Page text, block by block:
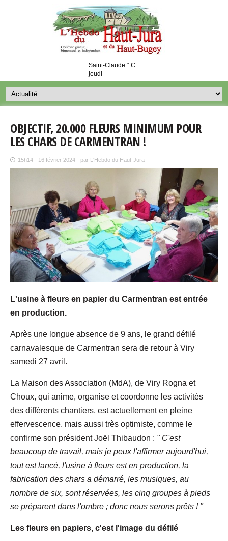
Saint-Claude ° C
jeudi
OBJECTIF, 20.000 FLEURS MINIMUM POUR
LES CHARS DE CARMENTRAN !
15h14 - 16 février 2024 - par L'Hebdo du Haut-Jura
L'usine à fleurs en papier du Carmentran est entrée
en production.
Après une longue absence de 9 ans, le grand défilé
carnavalesque de Carmentran sera de retour à Viry
samedi 27 avril.
La Maison des Association (MdA), de Viry Rogna et
Choux, qui anime, organise et coordonne les activités
des différents chantiers, est actuellement en pleine
effervescence, mais aussi très optimiste, comme le
confirme son président Joël Thibaudon : " C'est
beaucoup de travail, mais je peux l'affirmer aujourd'hui,
tout est lancé, l'usine à fleurs est en production, la
fabrication des chars a démarré, les musiques, au
nombre de six, sont réservées, les cinq groupes à pieds
se préparent dans l'ombre ; donc nous serons prêts ! "
Les fleurs en papiers, c'est l'image du défilé